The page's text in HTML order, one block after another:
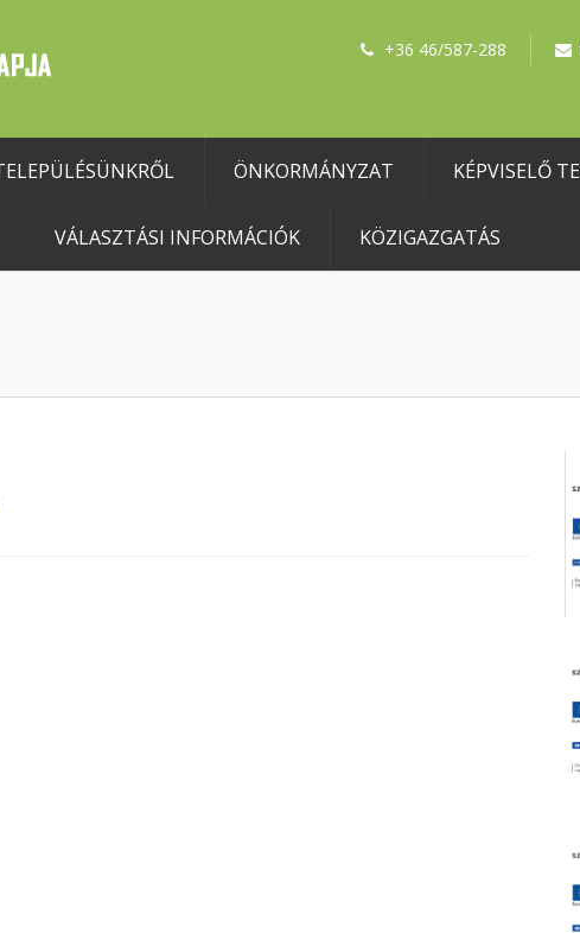
+36 46/587-288
ÖNKORMÁNYZAT KÉPVISELŐ
VÁLASZTÁSI INFORMÁCIÓK KÖZIGAZGATÁS